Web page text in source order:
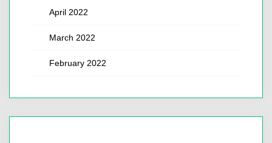
April 2022
March 2022
February 2022